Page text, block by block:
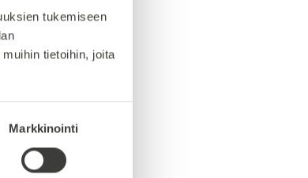
tukemiseen
tietoihin, joita
Markkinointi
tiedosto)